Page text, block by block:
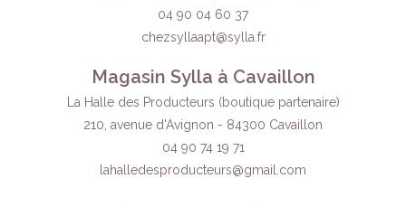
04 90 04 60 37
chezsyllaapt@sylla.fr
Magasin Sylla à Cavaillon
La Halle des Producteurs (boutique partenaire)
210, avenue d'Avignon - 84300 Cavaillon
04 90 74 19 71
lahalledesproducteurs@gmail.com